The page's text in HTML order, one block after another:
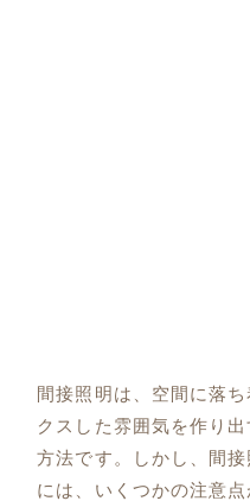
間接照明は、空間に落
クスした雰囲気を作り
方法です。しかし、間
には、いくつかの注意